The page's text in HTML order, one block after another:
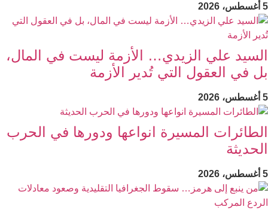
5 أغسطس، 2026
السيد علي الزيدي… الأزمة ليست في المال،
بل في العقول التي تُدير الأزمة
5 أغسطس، 2026
الطائرات المسيرة انواعها ودورها في الحرب
الحديثة
5 أغسطس، 2026